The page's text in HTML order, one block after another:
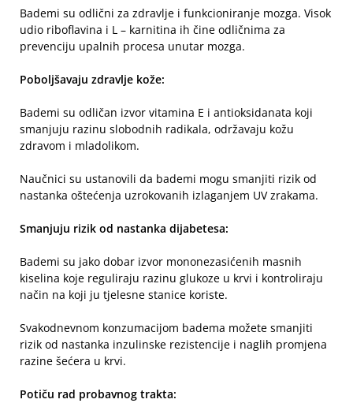
Bademi su odlični za zdravlje i funkcioniranje mozga. Visok
udio riboflavina i L – karnitina ih čine odličnima za
prevenciju upalnih procesa unutar mozga.
Poboljšavaju zdravlje kože:
Bademi su odličan izvor vitamina E i antioksidanata koji
smanjuju razinu slobodnih radikala, održavaju kožu
zdravom i mladolikom.
Naučnici su ustanovili da bademi mogu smanjiti rizik od
nastanka oštećenja uzrokovanih izlaganjem UV zrakama.
Smanjuju rizik od nastanka dijabetesa:
Bademi su jako dobar izvor mononezasićenih masnih
kiselina koje reguliraju razinu glukoze u krvi i kontroliraju
način na koji ju tjelesne stanice koriste.
Svakodnevnom konzumacijom badema možete smanjiti
rizik od nastanka inzulinske rezistencije i naglih promjena
razine šećera u krvi.
Potiču rad probavnog trakta: